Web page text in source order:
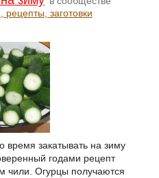
заготовки
время закатывать на зиму
годами рецепт
чили. Огурцы получаются